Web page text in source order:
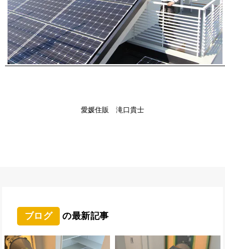
愛媛住販 滝口貴士
ブログ の最新記事